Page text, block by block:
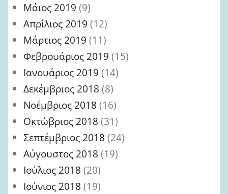
Μάιος 2019 (9)
Απρίλιος 2019 (12)
Μάρτιος 2019 (11)
Φεβρουάριος 2019 (15)
Ιανουάριος 2019 (14)
Δεκέμβριος 2018 (8)
Νοέμβριος 2018 (16)
Οκτώβριος 2018 (31)
Σεπτέμβριος 2018 (24)
Αύγουστος 2018 (19)
Ιούλιος 2018 (20)
Ιούνιος 2018 (19)